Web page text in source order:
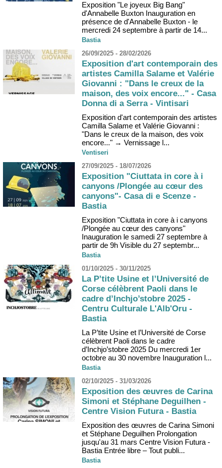
Exposition "Le joyeux Big Bang"
d'Annabelle Buxton Inauguration en
présence de d'Annabelle Buxton - le
mercredi 24 septembre à partir de 14...
Bastia
26/09/2025 - 28/02/2026
Exposition d'art contemporain des
artistes Camilla Salame et Valérie
Giovanni : "Dans le creux de la
maison, des voix encore..." - Casa
Donna di a Serra - Vintisari
Exposition d'art contemporain des artistes
Camilla Salame et Valérie Giovanni :
"Dans le creux de la maison, des voix
encore..." → Vernissage l...
Ventiseri
27/09/2025 - 18/07/2026
Exposition "Ciuttata in core à i
canyons /Plongée au cœur des
canyons"- Casa di e Scenze -
Bastia
Exposition "Ciuttata in core à i canyons
/Plongée au cœur des canyons"
Inauguration le samedi 27 septembre à
partir de 9h Visible du 27 septembr...
Bastia
01/10/2025 - 30/11/2025
La P’tite Usine et l’Université de
Corse célèbrent Paoli dans le
cadre d’Inchjo’stobre 2025 -
Centru Culturale L'Alb'Oru -
Bastia
La P’tite Usine et l’Université de Corse
célèbrent Paoli dans le cadre
d’Inchjo’stobre 2025 Du mercredi 1er
octobre au 30 novembre Inauguration l...
Bastia
02/10/2025 - 31/03/2026
Exposition des œuvres de Carina
Simoni et Stéphane Deguilhen -
Centre Vision Futura - Bastia
Exposition des œuvres de Carina Simoni
et Stéphane Deguilhen Prolongation
jusqu'au 31 mars Centre Vision Futura -
Bastia Entrée libre – Tout publi...
Bastia